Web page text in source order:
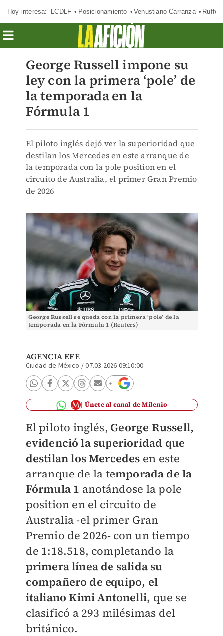
Hoy interesa: LCDLF Posicionamiento Venustiano Carranza Ruffo
George Russell impone su
ley con la primera ‘pole’ de
la temporada en la
Fórmula 1
El piloto inglés dejó ver la superioridad que
destilan los Mercedes en este arranque de
la temporada con la pole position en el
circuito de Australia, el primer Gran Premio
de 2026
George Russell se queda con la primera ‘pole’ de la
temporada en la Fórmula 1 (Reuters)
AGENCIA EFE
Ciudad de México /07.03.2026 09:10:00
Únete al canal de Milenio
El piloto inglés, George Russell,
evidenció la superioridad que
destilan los Mercedes en este
arranque de la temporada de la
Fórmula 1 anotándose la pole
position en el circuito de
Australia -el primer Gran
Premio de 2026- con un tiempo
de 1:18.518, completando la
primera línea de salida su
compañero de equipo, el
italiano Kimi Antonelli, que se
clasificó a 293 milésimas del
británico.